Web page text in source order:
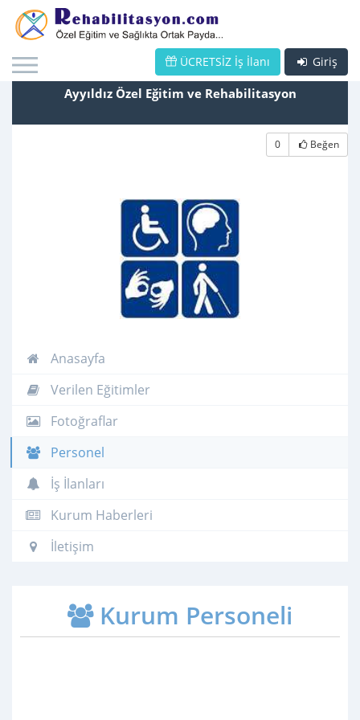
Giriş
ÜCRETSİZ İş İlanı
Ayyıldız Özel Eğitim ve Rehabilitasyon
0 Beğen
Anasayfa
Verilen Eğitimler
Fotoğraflar
Personel
İş İlanları
Kurum Haberleri
İletişim
Kurum Personeli